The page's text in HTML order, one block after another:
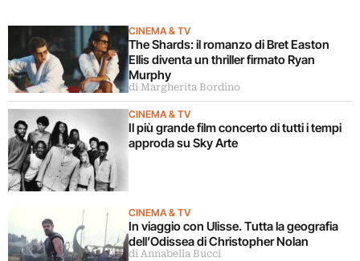
CINEMA & TV
The Shards: il romanzo di Bret Easton
Ellis diventa un thriller firmato Ryan
Murphy
di Margherita Bordino
CINEMA & TV
Il più grande film concerto di tutti i tempi
approda su Sky Arte
CINEMA & TV
In viaggio con Ulisse. Tutta la geografia
dell’Odissea di Christopher Nolan
di Annabella Bucci